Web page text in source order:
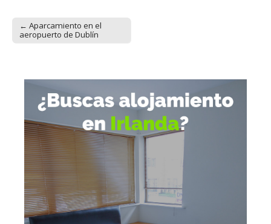
Post navigation
← Aparcamiento en el
aeropuerto de Dublín